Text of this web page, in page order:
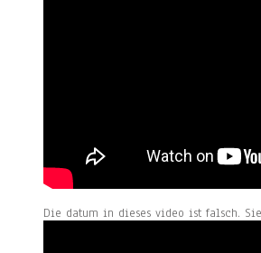
Die datum in dieses video ist falsch.